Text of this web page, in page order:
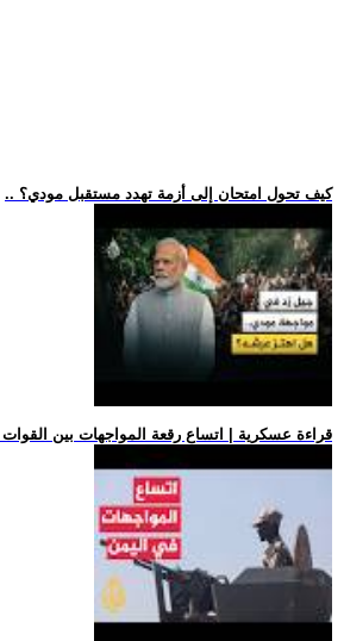
.. كيف تحول امتحان إلى أزمة تهدد مستقبل مودي؟
.. قراءة عسكرية | اتساع رقعة المواجهات بين القوات